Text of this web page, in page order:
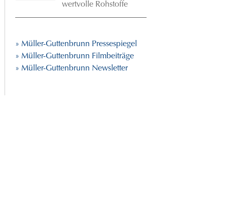
wertvolle Rohstoffe
» Müller-Guttenbrunn Pressespiegel
» Müller-Guttenbrunn Filmbeiträge
» Müller-Guttenbrunn Newsletter